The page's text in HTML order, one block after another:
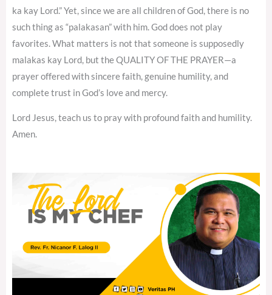
ka kay Lord.” Yet, since we are all children of God, there is no
such thing as “palakasan” with him. God does not play
favorites. What matters is not that someone is supposedly
malakas kay Lord, but the QUALITY OF THE PRAYER—a
prayer offered with sincere faith, genuine humility, and
complete trust in God’s love and mercy.
Lord Jesus, teach us to pray with profound faith and humility.
Amen.